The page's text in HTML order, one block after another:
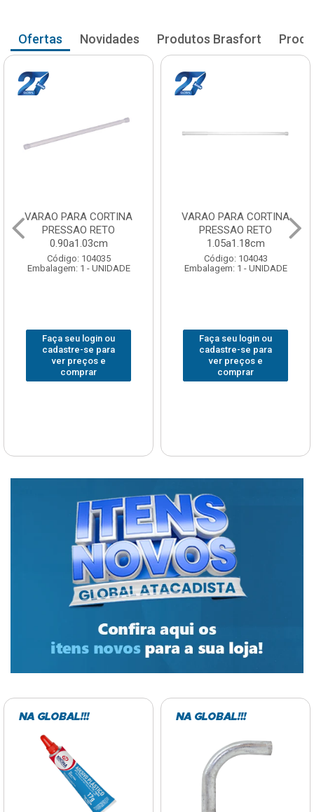
Ofertas Novidades Produtos Brasfort
VARAO PARA CORTINA
PRESSAO RETO
1.05a1.18cm
Código: 104043
Embalagem: 1 - UNIDADE
Faça seu login ou
cadastre-se para
ver preços e
comprar
VARAO PARA CORTINA
PRESSAO RETO
1.20a1.33cm
Código: 104051
Embalagem: 1 - UNIDADE
Faça seu login ou
cadastre-se para
ver preços e
comprar